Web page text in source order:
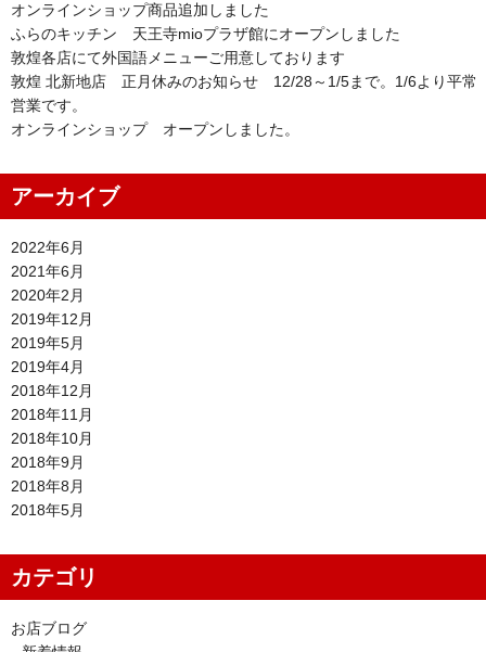
オンラインショップ商品追加しました
ふらのキッチン 天王寺mioプラザ館にオープンしました
敦煌各店にて外国語メニューご用意しております
敦煌 北新地店 正月休みのお知らせ 12/28～1/5まで。1/6より平常
営業です。
オンラインショップ オープンしました。
アーカイブ
2022年6月
2021年6月
2020年2月
2019年12月
2019年5月
2019年4月
2018年12月
2018年11月
2018年10月
2018年9月
2018年8月
2018年5月
カテゴリ
お店ブログ